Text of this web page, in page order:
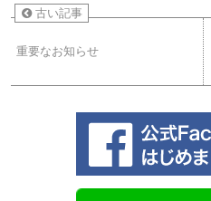
古い記事
重要なお知らせ